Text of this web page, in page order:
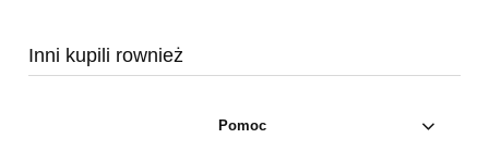
Inni kupili rownież
Pomoc